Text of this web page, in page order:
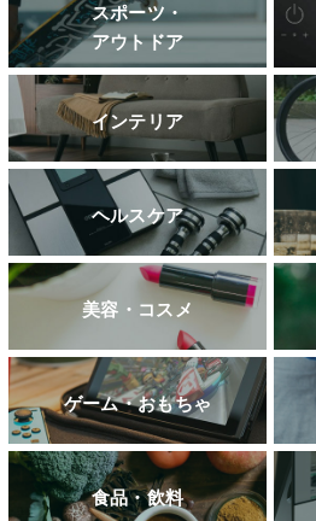
スポーツ・
アウトドア
インテリア
ヘルスケア
美容・コスメ
ゲーム・おもちゃ
食品・飲料